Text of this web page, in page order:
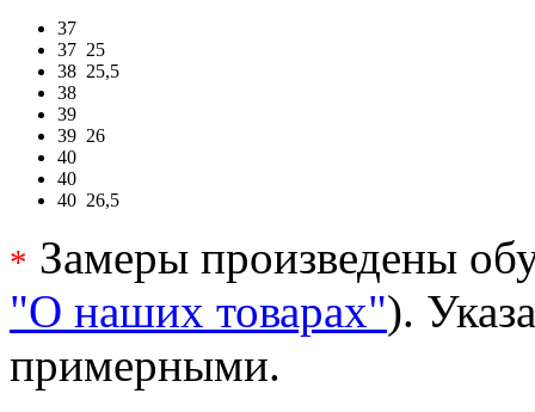
37
37 25
38 25,5
38
39
39 26
40
40
40 26,5
* Замеры произведены
"О наших товарах").
примерными.